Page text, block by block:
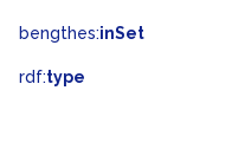
bengthes:inSet
rdf:type